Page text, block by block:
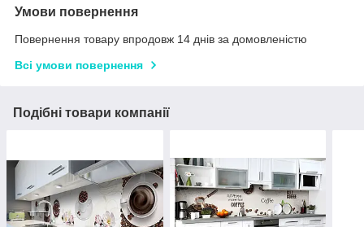
Умови повернення
Повернення товару впродовж 14 днів за домовленістю
Всі умови повернення
Подібні товари компанії